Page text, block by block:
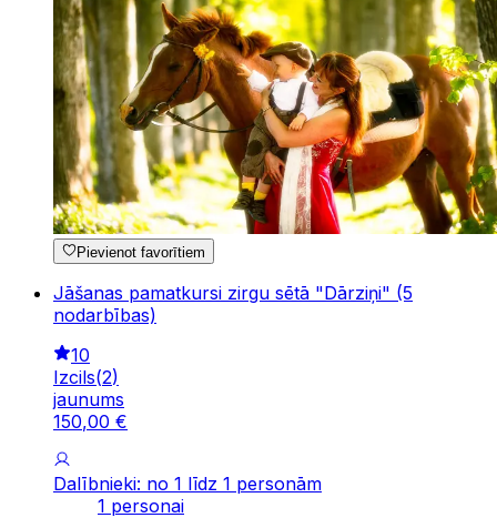
Pievienot favorītiem
Jāšanas pamatkursi zirgu sētā "Dārziņi" (5
nodarbības)
10
Izcils(2)
jaunums
150,00 €
Dalībnieki: no 1 līdz 1 personām
1 personai